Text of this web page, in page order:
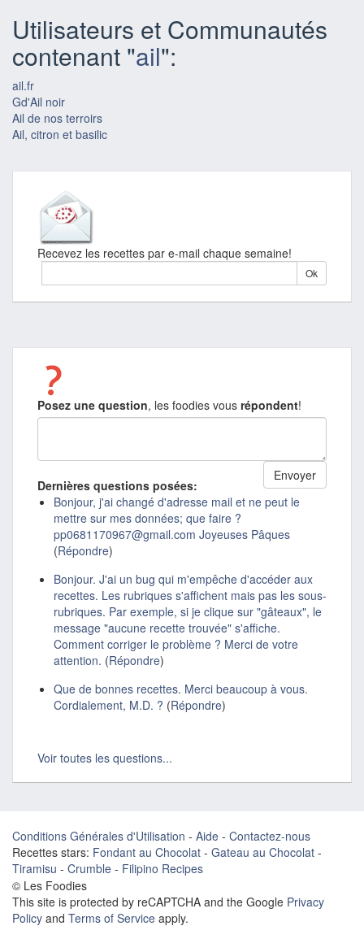
Utilisateurs et Communautés
contenant "ail":
ail.fr
Gd'Ail noir
Ail de nos terroirs
Ail, citron et basilic
Recevez les recettes par e-mail chaque semaine!
Posez une question, les foodies vous répondent!
Dernières questions posées:
Bonjour, j'ai changé d'adresse mail et ne peut le
mettre sur mes données; que faire ?
pp0681170967@gmail.com Joyeuses Pâques
(Répondre)
Bonjour. J'ai un bug qui m'empêche d'accéder aux
recettes. Les rubriques s'affichent mais pas les sous-
rubriques. Par exemple, si je clique sur "gâteaux", le
message "aucune recette trouvée" s'affiche.
Comment corriger le problème ? Merci de votre
attention. (Répondre)
Que de bonnes recettes. Merci beaucoup à vous.
Cordialement, M.D. ? (Répondre)
Voir toutes les questions...
Conditions Générales d'Utilisation - Aide - Contactez-nous
Recettes stars: Fondant au Chocolat - Gateau au Chocolat -
Tiramisu - Crumble - Filipino Recipes
© Les Foodies
This site is protected by reCAPTCHA and the Google Privacy
Policy and Terms of Service apply.